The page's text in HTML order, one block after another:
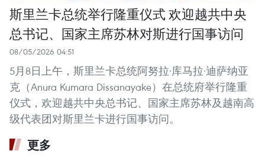
斯里兰卡总统举行隆重仪式 欢迎越共中央
总书记、国家主席苏林对斯进行国事访问
08/05/2026 04:51
5月8日上午，斯里兰卡总统阿努拉·库马拉·迪萨纳亚
克（Anura Kumara Dissanayake）在总统府举行隆重
仪式，欢迎越共中央总书记、国家主席苏林及越南高
级代表团对斯里兰卡进行国事访问。
更多